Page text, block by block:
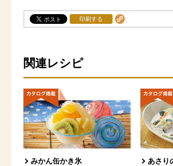
印刷する
関連レシピ
みかん缶かき氷 あさり